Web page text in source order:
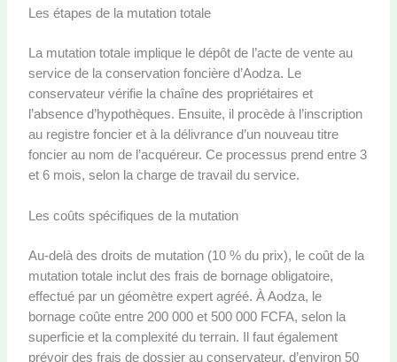
Les étapes de la mutation totale
La mutation totale implique le dépôt de l’acte de vente au
service de la conservation foncière d’Aodza. Le
conservateur vérifie la chaîne des propriétaires et
l’absence d’hypothèques. Ensuite, il procède à l’inscription
au registre foncier et à la délivrance d’un nouveau titre
foncier au nom de l’acquéreur. Ce processus prend entre 3
et 6 mois, selon la charge de travail du service.
Les coûts spécifiques de la mutation
Au-delà des droits de mutation (10 % du prix), le coût de la
mutation totale inclut des frais de bornage obligatoire,
effectué par un géomètre expert agréé. À Aodza, le
bornage coûte entre 200 000 et 500 000 FCFA, selon la
superficie et la complexité du terrain. Il faut également
prévoir des frais de dossier au conservateur, d’environ 50